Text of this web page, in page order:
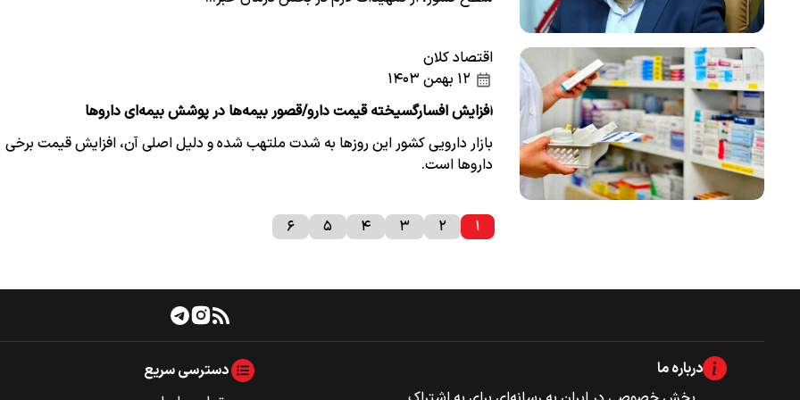
اقتصاد کلان
افزایش افسارگسیخته قیمت دارو/قصور بیمه‌ها در پوشش بیمه‌ای داروها
بازار دارویی کشور این روزها به شدت ملتهب شده و دلیل اصلی آن، افزایش قیمت برخی
داروها است.
۱ ۲ ۳ ۴ ۵ ۶
درباره ما
دسترسی سریع